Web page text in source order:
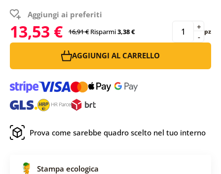
Aggiungi ai preferiti
13,53 € 16,91 € Risparmi3,38 € -
+ pz
AGGIUNGI AL CARRELLO
Prova come sarebbe quadro scelto nel tuo interno
Stampa ecologica